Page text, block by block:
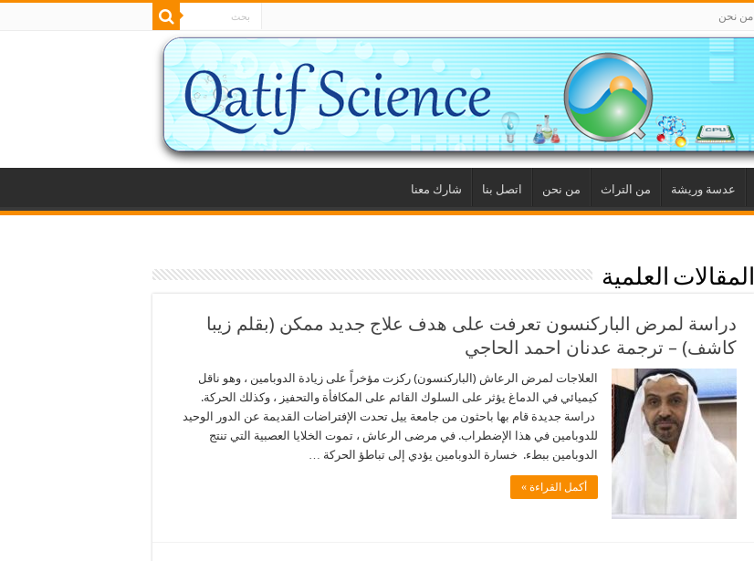
من نحن
عدسة وريشة من التراث من نحن اتصل بنا شارك معنا
المقالات العلمية
دراسة لمرض الباركنسون تعرفت على هدف علاج جديد ممكن (بقلم زيبا
كاشف) – ترجمة عدنان احمد الحاجي
العلاجات لمرض الرعاش (الباركنسون) ركزت مؤخراً على زيادة الدوبامين ، وهو ناقل
كيميائي في الدماغ يؤثر على السلوك القائم على المكافأة والتحفيز ، وكذلك الحركة.
دراسة جديدة قام بها باحثون من جامعة ييل تحدت الإفتراضات القديمة عن الدور الوحيد
للدوبامين في هذا الإضطراب. في مرضى الرعاش ، تموت الخلايا العصبية التي تنتج
الدوبامين ببطء. خسارة الدوبامين يؤدي إلى تباطؤ الحركة …
أكمل القراءة »